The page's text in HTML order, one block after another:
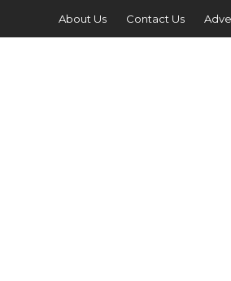
About Us Contact Us